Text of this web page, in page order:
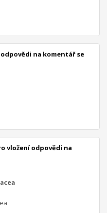
na komentář se
vložení odpovědi na